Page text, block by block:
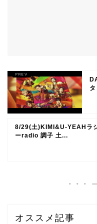
8/29(土)KIMI&U-YEAHラ
ーradio 調子 土...
オススメ記事